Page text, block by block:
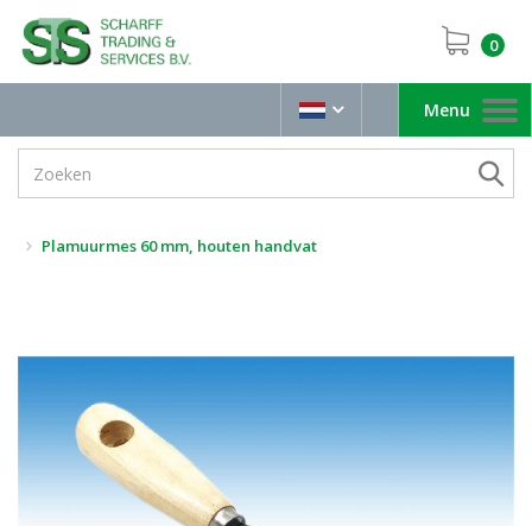
0
Toggle
navigation
Menu
Plamuurmes 60 mm, houten handvat